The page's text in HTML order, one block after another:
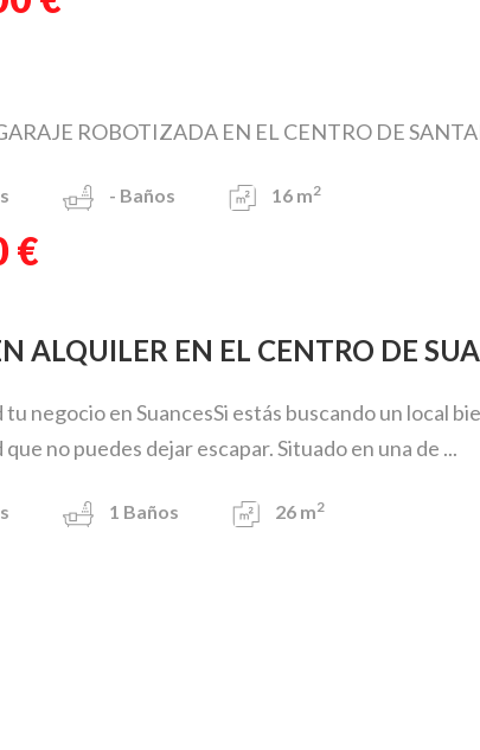
ROBOTIZADA EN EL CENTRO DE
- Baños 16 m2
€
ALQUILER EN EL CENTRO DE
tu negocio en SuancesSi estás buscando un local
no puedes dejar escapar. Situado en una de ...
1 Baños 26 m2